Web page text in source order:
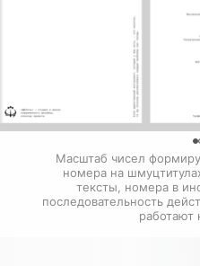
Масштаб чисел
номера на
тексты, номера в
последовательность
работают